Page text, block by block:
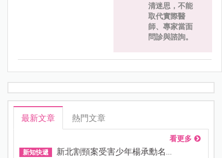
清迷思，不能
取代實際醫
師、專家當面
問診與諮詢。
最新文章 熱門文章
看更多
新知快遞 新北割頸案受害少年楊承勳名...